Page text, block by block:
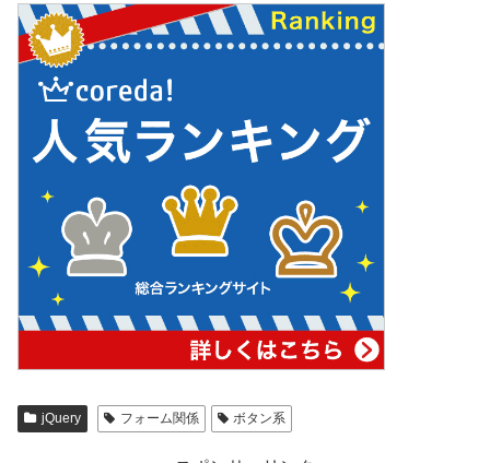
jQuery フォーム関係 ボタン系